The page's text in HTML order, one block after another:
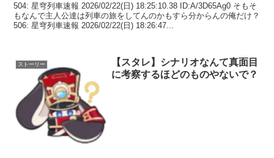
504: 星穹列車速報 2026/02/22(日) 18:25:10.38 ID:A/3D65Ag0 そもそ
もなんで主人公達は列車の旅をしてんのかもすら分からんの俺だけ？
506: 星穹列車速報 2026/02/22(日) 18:26:47...
ストーリー
【スタレ】シナリオなんて真面目
に考察するほどのものやないで？